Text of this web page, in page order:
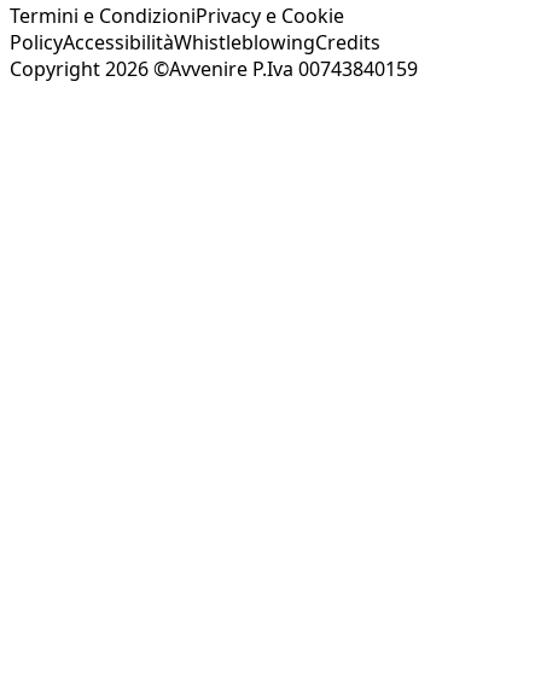
Termini e CondizioniPrivacy e Cookie
PolicyAccessibilitàWhistleblowingCredits
Copyright 2026 ©Avvenire P.Iva 00743840159